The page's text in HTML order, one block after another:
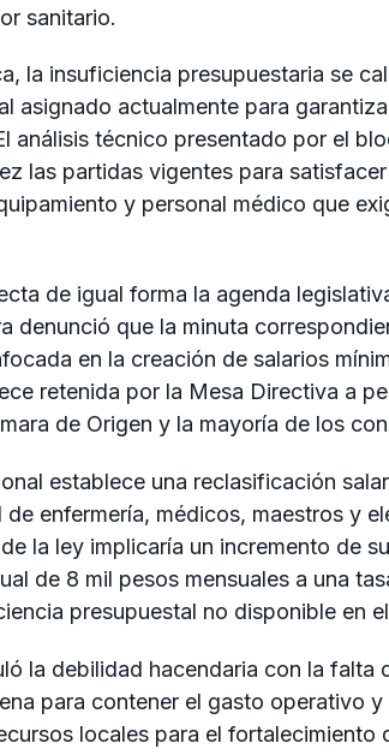
sanitario.
la insuficiencia presupuestaria se
asignado actualmente para
análisis técnico presentado por el
las partidas vigentes para
y personal médico que
de igual forma la agenda
denunció que la minuta
en la creación de salarios
retenida por la Mesa Directiva a
de Origen y la mayoría de los
establece una reclasificación
enfermería, médicos, maestros y
la ley implicaría un incremento de
de 8 mil pesos mensuales a una
presupuestal no disponible en
la debilidad hacendaria con la falta
para contener el gasto operativo y
locales para el fortalecimiento